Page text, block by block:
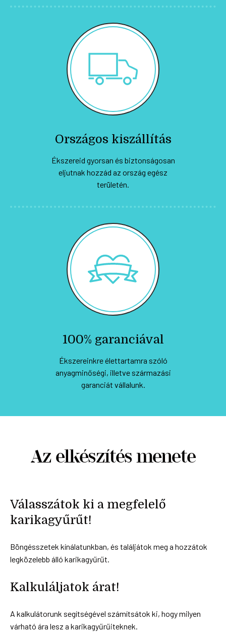
Országos kiszállítás
Ékszereid gyorsan és biztonságosan
eljutnak hozzád az ország egész
területén.
100% garanciával
Ékszereinkre élettartamra szóló
anyagminőségi, illetve származási
garanciát vállalunk.
Az elkészítés menete
Válasszátok ki a megfelelő
karikagyűrűt!
Böngésszetek kínálatunkban, és találjátok meg a hozzátok
legközelebb álló karikagyűrűt.
Kalkuláljatok árat!
A kalkulátorunk segítségével számítsátok ki, hogy milyen
várható ára lesz a karikagyűrűiteknek.